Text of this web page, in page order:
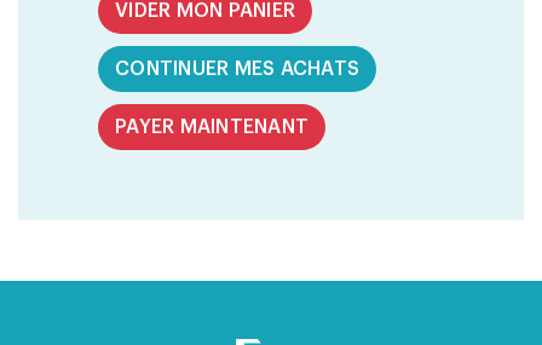
VIDER MON PANIER
CONTINUER MES ACHATS
PAYER MAINTENANT